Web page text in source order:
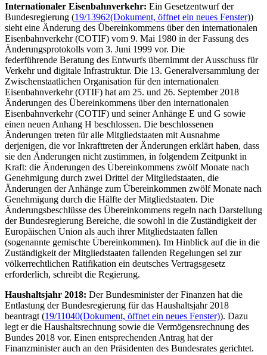
Internationaler Eisenbahnverkehr: Ein Gesetzentwurf der
Bundesregierung (19/13962(Dokument, öffnet ein neues Fenster))
sieht eine Änderung des Übereinkommens über den internationalen
Eisenbahnverkehr (COTIF) vom 9. Mai 1980 in der Fassung des
Änderungsprotokolls vom 3. Juni 1999 vor. Die
federführende Beratung des Entwurfs übernimmt der Ausschuss für
Verkehr und digitale Infrastruktur. Die 13. Generalversammlung der
Zwischenstaatlichen Organisation für den internationalen
Eisenbahnverkehr (OTIF) hat am 25. und 26. September 2018
Änderungen des Übereinkommens über den internationalen
Eisenbahnverkehr (COTIF) und seiner Anhänge E und G sowie
einen neuen Anhang H beschlossen. Die beschlossenen
Änderungen treten für alle Mitgliedstaaten mit Ausnahme
derjenigen, die vor Inkrafttreten der Änderungen erklärt haben, dass
sie den Änderungen nicht zustimmen, in folgendem Zeitpunkt in
Kraft: die Änderungen des Übereinkommens zwölf Monate nach
Genehmigung durch zwei Drittel der Mitgliedstaaten, die
Änderungen der Anhänge zum Übereinkommen zwölf Monate nach
Genehmigung durch die Hälfte der Mitgliedstaaten. Die
Änderungsbeschlüsse des Übereinkommens regeln nach Darstellung
der Bundesregierung Bereiche, die sowohl in die Zuständigkeit der
Europäischen Union als auch ihrer Mitgliedstaaten fallen
(sogenannte gemischte Übereinkommen). Im Hinblick auf die in die
Zuständigkeit der Mitgliedstaaten fallenden Regelungen sei zur
völkerrechtlichen Ratifikation ein deutsches Vertragsgesetz
erforderlich, schreibt die Regierung.
Haushaltsjahr 2018: Der Bundesminister der Finanzen hat die
Entlastung der Bundesregierung für das Haushaltsjahr 2018
beantragt (19/11040(Dokument, öffnet ein neues Fenster)). Dazu
legt er die Haushaltsrechnung sowie die Vermögensrechnung des
Bundes 2018 vor. Einen entsprechenden Antrag hat der
Finanzminister auch an den Präsidenten des Bundesrates gerichtet.